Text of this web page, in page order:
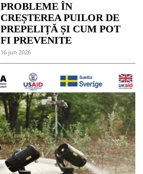
PROBLEME ÎN
CREȘTEREA PUILOR DE
PREPELIȚĂ ȘI CUM POT
FI PREVENITE
16 jun 2026